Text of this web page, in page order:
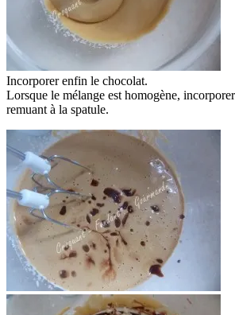
Incorporer enfin le chocolat.
Lorsque le mélange est homogène,
remuant à la spatule.